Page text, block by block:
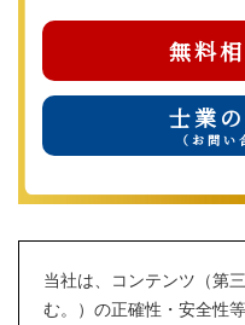
無料
士業
（お問い
当社は、コンテンツ（第
む。）の正確性・安全性